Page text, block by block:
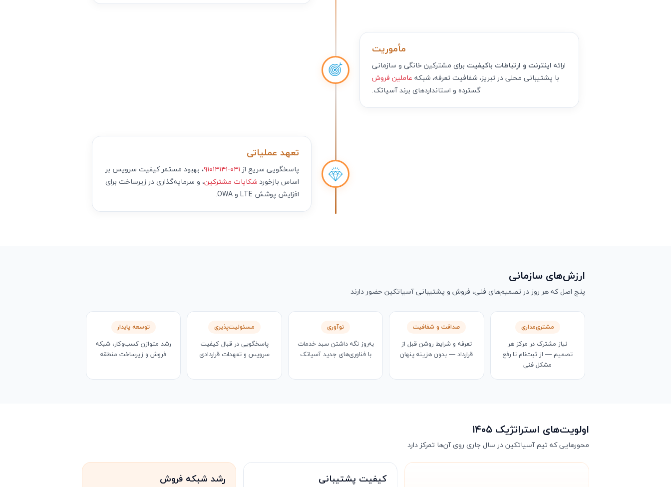
مأموریت
ارائه اینترنت و ارتباطات باکیفیت برای مشترکین خانگی و سازمانی
با پشتیبانی محلی در تبریز، شفافیت تعرفه، شبکه عاملین فروش
گسترده و استانداردهای برند آسیاتک.
تعهد عملیاتی
پاسخگویی سریع از ۰۴۱-۹۱۰۱۴۱۴۱
، بهبود مستمر کیفیت سرویس بر
اساس بازخوردشکایات مشترکین، و سرمایه‌گذاری در زیرساخت برای
افزایش پوشش LTE و OWA.
ارزش‌های سازمانی
پنج اصل که هر روز در تصمیم‌های فنی، فروش و پشتیبانی آسیاتکین حضور دارند
مشتری‌مداری
نیاز مشترک در مرکز هر
تصمیم — از ثبت‌نام تا رفع
مشکل فنی
صداقت و شفافیت
تعرفه و شرایط روشن قبل از
قرارداد — بدون هزینه پنهان
نوآوری
به‌روز نگه داشتن سبد خدمات
با فناوری‌های جدید آسیاتک
مسئولیت‌پذیری
پاسخگویی در قبال کیفیت
سرویس و تعهدات قراردادی
توسعه پایدار
رشد متوازن کسب‌وکار، شبکه
فروش و زیرساخت منطقه
اولویت‌های استراتژیک ۱۴۰۵
محورهایی که تیم آسیاتکین در سال جاری روی آن‌ها تمرکز دارد
کیفیت پشتیبانی رشد شبکه فروش